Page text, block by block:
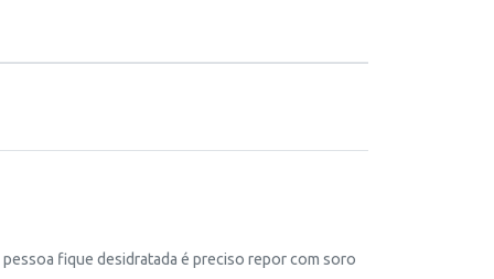
fique desidratada é preciso repor com soro